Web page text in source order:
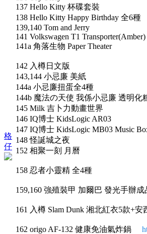
格
仔
137 Hello Kitty 杯碟套裝
138 Hello Kitty Happy Birthday 全6種
139,140 Tom and Jerry
141 Volkswagen T1 Transporter(Amber)
141a 角落生物 Paper Theater
142 入樽日文版
143,144 小忌廉 美紙
144a 小忌廉扭蛋全4種
144b 魔法の天使 我係小忌廉 透明化
145 Milk 吉卜力動畫世界
146 IQ博士 KidsLogic AR03
147 IQ博士 KidsLogic MB03 Music
148 怪誕城之夜
152 相聚一刻 月曆
158 忍者小靈精 全4種
159,160 強殖裝甲 加爾巴 發光手辦成
161 入樽 Slam Dunk 湘北紅衣5款+安
162 origo AF-132 健康免油氣炸鍋